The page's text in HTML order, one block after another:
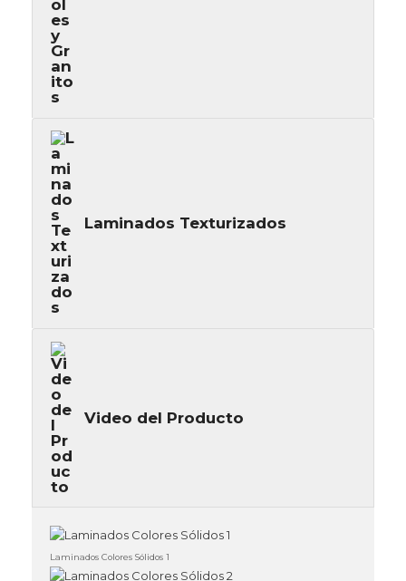
Laminados Texturizados
Video del Producto
Laminados Colores Sólidos 1